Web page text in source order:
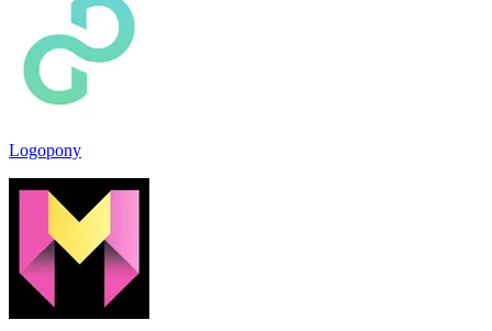
Logopony